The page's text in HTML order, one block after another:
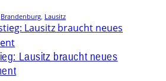
Brandenburg, Lausitz
Lausitz braucht neues